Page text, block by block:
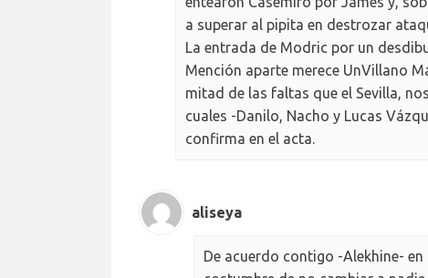
a superar al pipita en destrozar
La entrada de Modric por un
Mención aparte merece UnVillano
mitad de las faltas que el Sevilla,
cuales -Danilo, Nacho y Lucas
confirma en el acta.
aliseya
De acuerdo contigo -Alekhine-